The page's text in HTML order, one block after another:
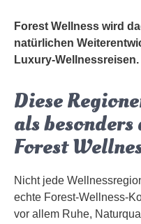
Forest Wellness wird
natürlichen
Luxury-Wellnessreisen.
Diese
als
Forest
Nicht jede
echte Forest-Wellness-
vor allem Ruhe,